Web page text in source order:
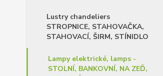
Lustry chandeliers
STROPNICE, STAHOVAČKA,
STAHOVACÍ, ŠIRM, STÍNIDLO
Lampy elektrické, lamps -
STOLNÍ, BANKOVNÍ, NA ZEĎ,